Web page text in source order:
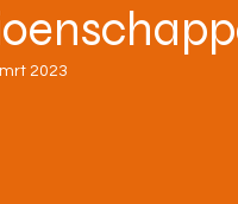
2023
met NaN uit 5 sterren.